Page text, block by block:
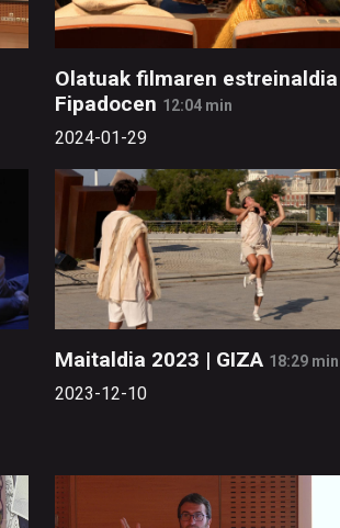
Olatuak filmaren estreinaldia
Fipadocen 12:04 min
2024-01-29
Maitaldia 2023 | GIZA 18:29 min
2023-12-10